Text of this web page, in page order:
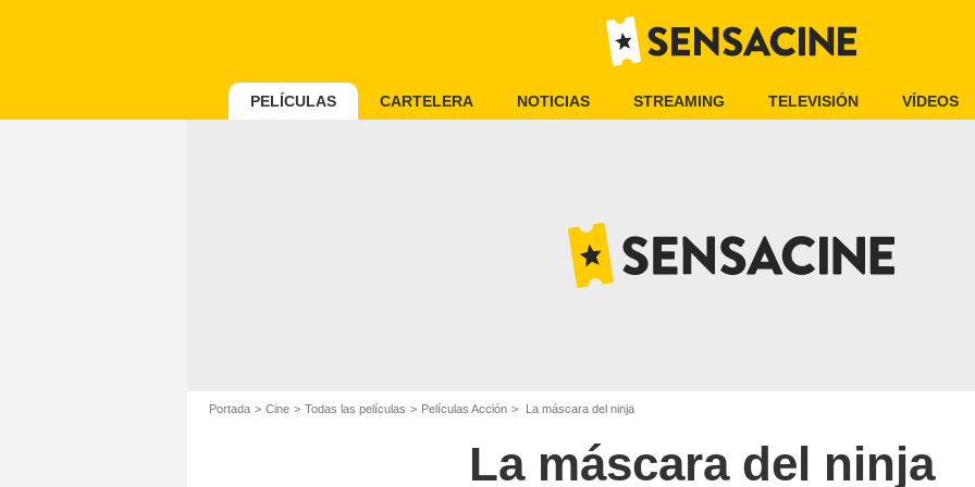
PELÍCULAS CARTELERA NOTICIAS STREAMING TELEVISIÓN VÍDEOS
Portada Cine Todas las películas Películas Acción La máscara del ninja
La máscara del ninja